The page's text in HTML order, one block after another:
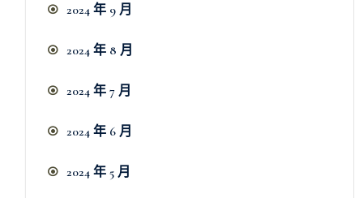
2024 年 9 月
2024 年 8 月
2024 年 7 月
2024 年 6 月
2024 年 5 月